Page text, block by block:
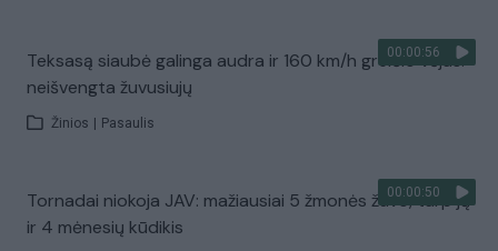
00:00:56
Teksasą siaubė galinga audra ir 160 km/h greičio vėjas:
neišvengta žuvusiujų
Žinios Pasaulis
00:00:50
Tornadai niokoja JAV: mažiausiai 5 žmonės žuvo, tarp jų
ir 4 mėnesių kūdikis